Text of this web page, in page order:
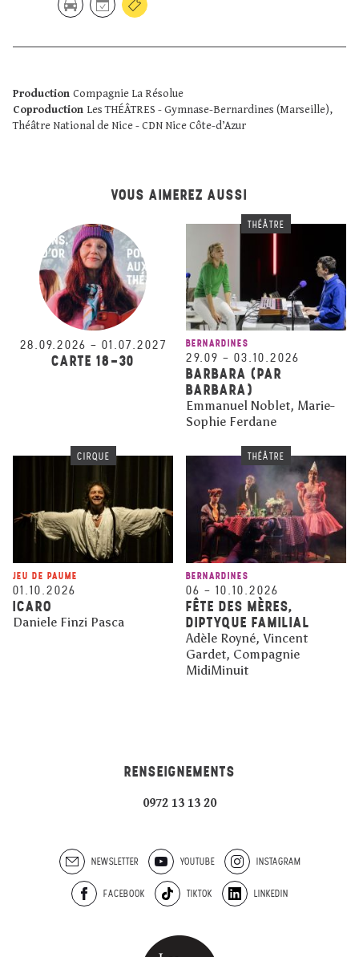
Production Compagnie La Résolue
Coproduction Les THÉÂTRES - Gymnase-Bernardines (Marseille),
Théâtre National de Nice - CDN Nice Côte-d’Azur
VOUS AIMEREZ AUSSI
28.09.2026 – 01.07.2027
CARTE 18-30
THÉÂTRE
BERNARDINES
29.09 – 03.10.2026
BARBARA (PAR
BARBARA)
Emmanuel Noblet, Marie-
Sophie Ferdane
CIRQUE
JEU DE PAUME
01.10.2026
ICARO
Daniele Finzi Pasca
THÉÂTRE
BERNARDINES
06 – 10.10.2026
FÊTE DES MÈRES,
DIPTYQUE FAMILIAL
Adèle Royné, Vincent
Gardet, Compagnie
MidiMinuit
RENSEIGNEMENTS
0972 13 13 20
NEWSLETTER YOUTUBE INSTAGRAM
FACEBOOK TIKTOK LINKEDIN